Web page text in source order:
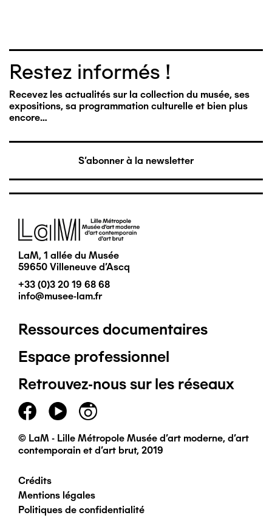
Restez informés !
Recevez les actualités sur la collection du musée, ses
expositions, sa programmation culturelle et bien plus
encore…
S'abonner à la newsletter
Image
LaM, 1 allée du Musée
59650 Villeneuve d'Ascq
+33 (0)3 20 19 68 68
info@musee-lam.fr
Pied
de
page
principal
Ressources documentaires
Espace professionnel
Retrouvez-nous sur les réseaux
© LaM - Lille Métropole Musée d'art moderne, d'art
contemporain et d'art brut, 2019
Pied
Crédits
Mentions légales
Politiques de confidentialité